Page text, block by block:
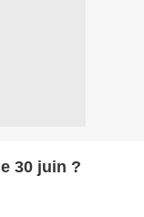
30 juin ?